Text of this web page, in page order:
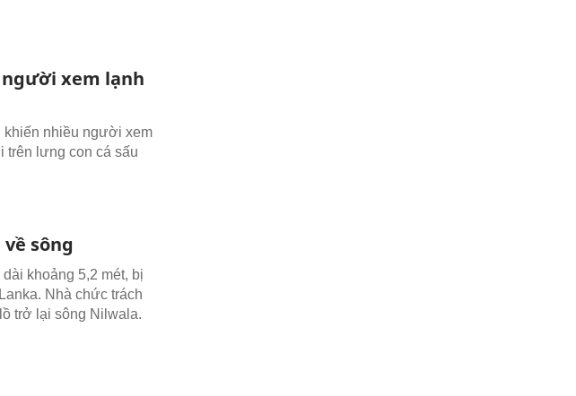
xem lạnh
khiến nhiều người xem
lưng con cá sấu
sông
khoảng 5,2 mét, bị
Nhà chức trách
trở lại sông Nilwala.